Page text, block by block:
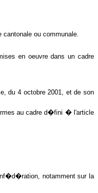
ou communale.
en oeuvre dans un cadre
du 4 octobre 2001, et de son
au cadre d�fini � l'article
notamment sur la